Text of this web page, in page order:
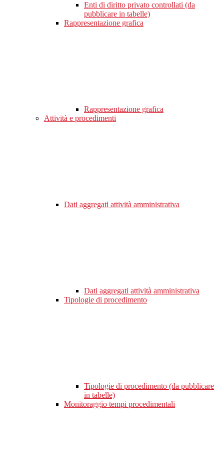
Enti di diritto privato controllati (da
pubblicare in tabelle)
Rappresentazione grafica
Rappresentazione grafica
Attività e procedimenti
Dati aggregati attività amministrativa
Dati aggregati attività amministrativa
Tipologie di procedimento
Tipologie di procedimento (da pubblicare
in tabelle)
Monitoraggio tempi procedimentali